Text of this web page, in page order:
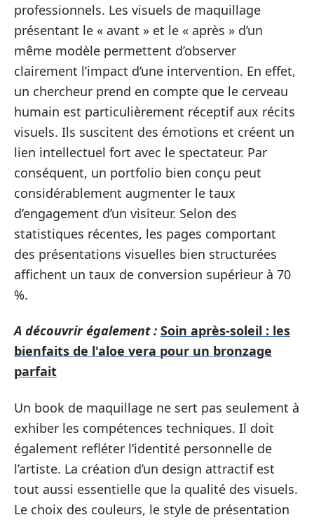
professionnels. Les visuels de maquillage
présentant le « avant » et le « après » d’un
même modèle permettent d’observer
clairement l’impact d’une intervention. En effet,
un chercheur prend en compte que le cerveau
humain est particulièrement réceptif aux récits
visuels. Ils suscitent des émotions et créent un
lien intellectuel fort avec le spectateur. Par
conséquent, un portfolio bien conçu peut
considérablement augmenter le taux
d’engagement d’un visiteur. Selon des
statistiques récentes, les pages comportant
des présentations visuelles bien structurées
affichent un taux de conversion supérieur à 70
%.
A découvrir également : Soin après-soleil : les
bienfaits de l'aloe vera pour un bronzage
parfait
Un book de maquillage ne sert pas seulement à
exhiber les compétences techniques. Il doit
également refléter l’identité personnelle de
l’artiste. La création d’un design attractif est
tout aussi essentielle que la qualité des visuels.
Le choix des couleurs, le style de présentation